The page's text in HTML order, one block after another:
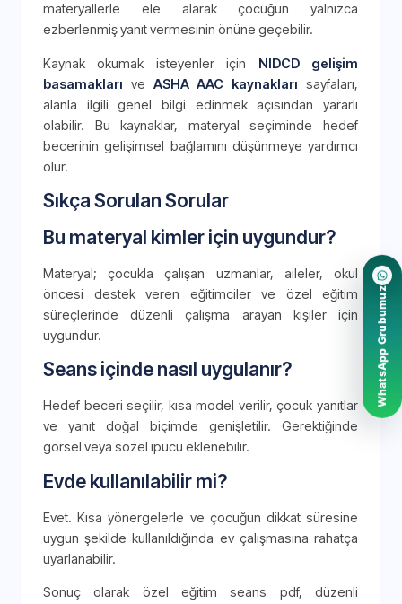
materyallerle ele alarak çocuğun yalnızca
ezberlenmiş yanıt vermesinin önüne geçebilir.
Kaynak okumak isteyenler için NIDCD gelişim
basamakları ve ASHA AAC kaynakları sayfaları,
alanla ilgili genel bilgi edinmek açısından yararlı
olabilir. Bu kaynaklar, materyal seçiminde hedef
becerinin gelişimsel bağlamını düşünmeye yardımcı
olur.
Sıkça Sorulan Sorular
Bu materyal kimler için uygundur?
Materyal; çocukla çalışan uzmanlar, aileler, okul
öncesi destek veren eğitimciler ve özel eğitim
süreçlerinde düzenli çalışma arayan kişiler için
uygundur.
Seans içinde nasıl uygulanır?
Hedef beceri seçilir, kısa model verilir, çocuk yanıtlar
ve yanıt doğal biçimde genişletilir. Gerektiğinde
görsel veya sözel ipucu eklenebilir.
Evde kullanılabilir mi?
Evet. Kısa yönergelerle ve çocuğun dikkat süresine
uygun şekilde kullanıldığında ev çalışmasına rahatça
uyarlanabilir.
Sonuç olarak özel eğitim seans pdf, düzenli
WhatsApp Grubumuz